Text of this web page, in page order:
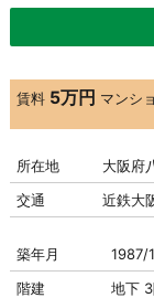
賃料 5万円 マンシ
所在地
大阪府
交通
近鉄大
築年月 1987/
階建
地下